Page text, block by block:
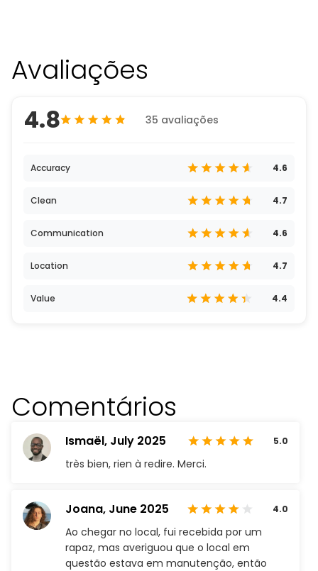
Avaliações
4.8 35 avaliações
Accuracy 4.6
Clean 4.7
Communication 4.6
Location 4.7
Value 4.4
Comentários
Ismaël, July 2025 5.0
très bien, rien à redire. Merci.
Joana, June 2025 4.0
Ao chegar no local, fui recebida por um
rapaz, mas averiguou que o local em
questão estava em manutenção, então